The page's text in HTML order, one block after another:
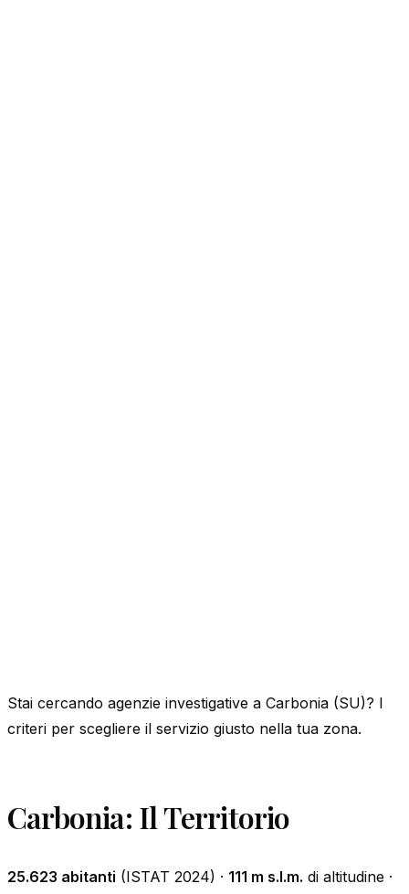
Stai cercando agenzie investigative a Carbonia (SU)? I
criteri per scegliere il servizio giusto nella tua zona.
Carbonia: Il Territorio
25.623 abitanti (ISTAT 2024) · 111 m s.l.m. di altitudine ·